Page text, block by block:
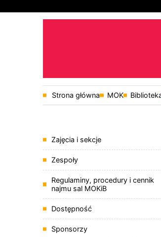
Przejdź do głównej treści Przejdź
Strona główna MOK
Menu
Zajęcia i sekcje
Zespoły
Regulaminy, procedury i cennik
najmu sal MOKiB
Dostępność
Sponsorzy